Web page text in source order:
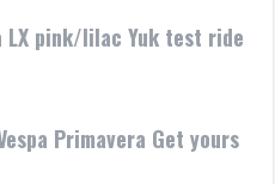
LX pink/lilac Yuk test ride
Primavera Get yours